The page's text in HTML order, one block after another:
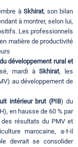
à Skhirat, son bilan
à montrer, selon lui,
Les professionnels
matière de productivité
développement rural et
mardi àSkhirat, les
au développement de
intérieur brut (PIB) du
en hausse de 60 % par
des résultats du PMV et
marocaine, a-t-il
devrait se consolider